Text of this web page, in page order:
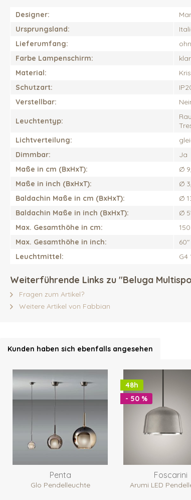
Designer:
Ursprungsland:
Lieferumfang:
Farbe Lampenschirm:
klar
Material:
Schutzart:
Verstellbar:
Leuchtentyp:
Lichtverteilung:
Dimmbar:
Ja
Maße in cm (BxHxT):
Ø
Maße in inch (BxHxT):
Ø
Baldachin Maße in cm (BxHxT):
Ø
Baldachin Maße in inch (BxHxT):
Ø
Max. Gesamthöhe in cm:
150
Max. Gesamthöhe in inch:
60"
Leuchtmittel:
G4
Weiterführende Links zu "Beluga
Fragen zum Artikel?
Weitere Artikel von Fabbian
Kunden haben sich ebenfalls angesehen
Penta
Glo Pendelleuchte
48h
- 50 %
Foscarini
Arumi LED